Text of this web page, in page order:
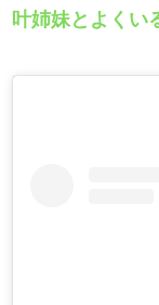
叶姉妹とよくい